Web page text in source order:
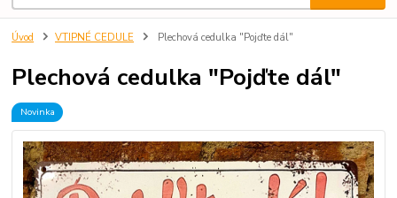
Úvod VTIPNÉ CEDULE Plechová cedulka "Pojďte dál"
Plechová cedulka "Pojďte dál"
Novinka